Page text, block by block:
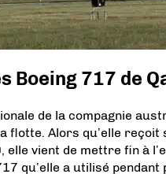
Boeing 717 de
de la compagnie
flotte. Alors qu’elle reçoit
elle vient de mettre fin à
qu’elle a utilisé pendant